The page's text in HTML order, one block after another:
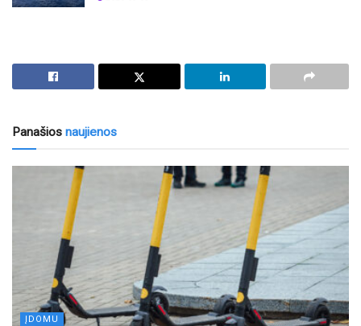
Panašios naujienos
ĮDOMU